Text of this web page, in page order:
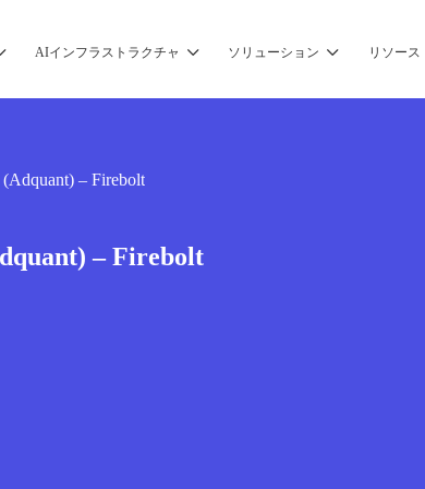
AIインフラストラクチャ ソリューション リソース
(Adquant) – Firebolt
– Firebolt